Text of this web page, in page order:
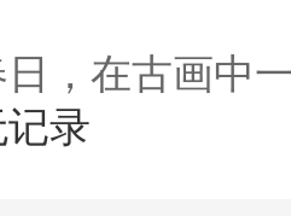
，在古画中
录